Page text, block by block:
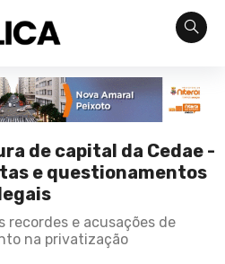
de capital da Cedae -
e questionamentos
legais
recordes e acusações de
na privatização